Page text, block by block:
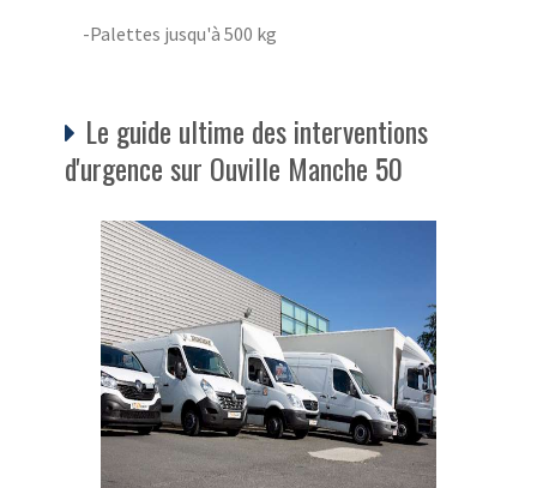
-Palettes jusqu'à 500 kg
Le guide ultime des interventions
d'urgence sur Ouville Manche 50